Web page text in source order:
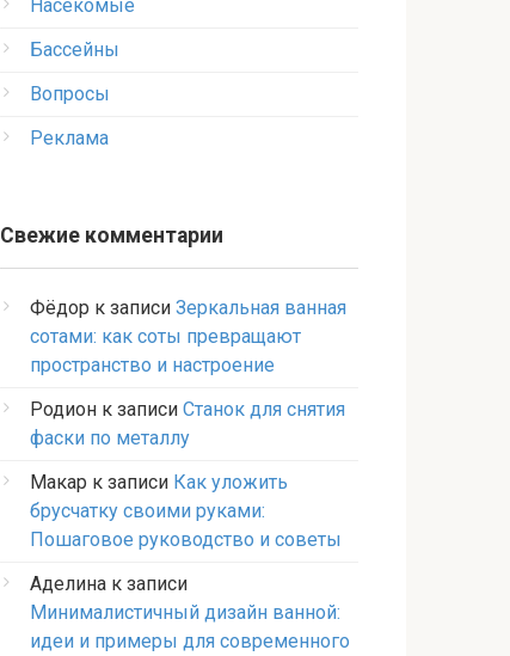
Насекомые
Бассейны
Вопросы
Реклама
Свежие комментарии
Фёдор к записи Зеркальная ванная
сотами: как соты превращают
пространство и настроение
Родион к записи Станок для снятия
фаски по металлу
Макар к записи Как уложить
брусчатку своими руками:
Пошаговое руководство и советы
Аделина к записи
Минималистичный дизайн ванной:
идеи и примеры для современного